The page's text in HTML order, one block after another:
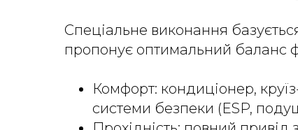
Спеціальне виконання
пропонує оптимальний баланс
Комфорт: кондиціонер,
системи безпеки (ESP,